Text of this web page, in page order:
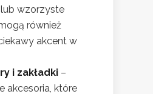
wzorzyste
również
akcent w
i zakładki –
akcesoria, które